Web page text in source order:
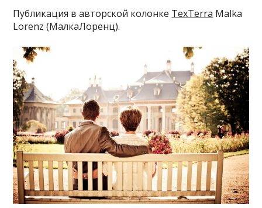
Публикация в авторской колонке TexTerra Malka
Lorenz (МалкаЛоренц).